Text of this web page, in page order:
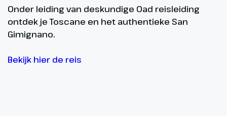
Onder leiding van deskundige Oad reisleiding
ontdek je Toscane en het authentieke San
Gimignano.
Bekijk hier de reis